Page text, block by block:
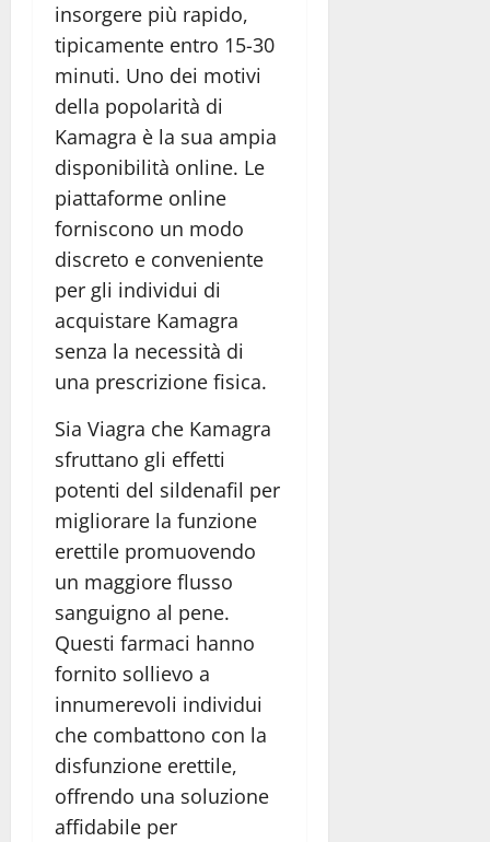
insorgere più rapido,
tipicamente entro 15-30
minuti. Uno dei motivi
della popolarità di
Kamagra è la sua ampia
disponibilità online. Le
piattaforme online
forniscono un modo
discreto e conveniente
per gli individui di
acquistare Kamagra
senza la necessità di
una prescrizione fisica.
Sia Viagra che Kamagra
sfruttano gli effetti
potenti del sildenafil per
migliorare la funzione
erettile promuovendo
un maggiore flusso
sanguigno al pene.
Questi farmaci hanno
fornito sollievo a
innumerevoli individui
che combattono con la
disfunzione erettile,
offrendo una soluzione
affidabile per